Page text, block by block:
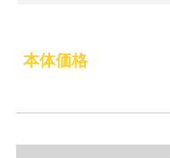
本体価格